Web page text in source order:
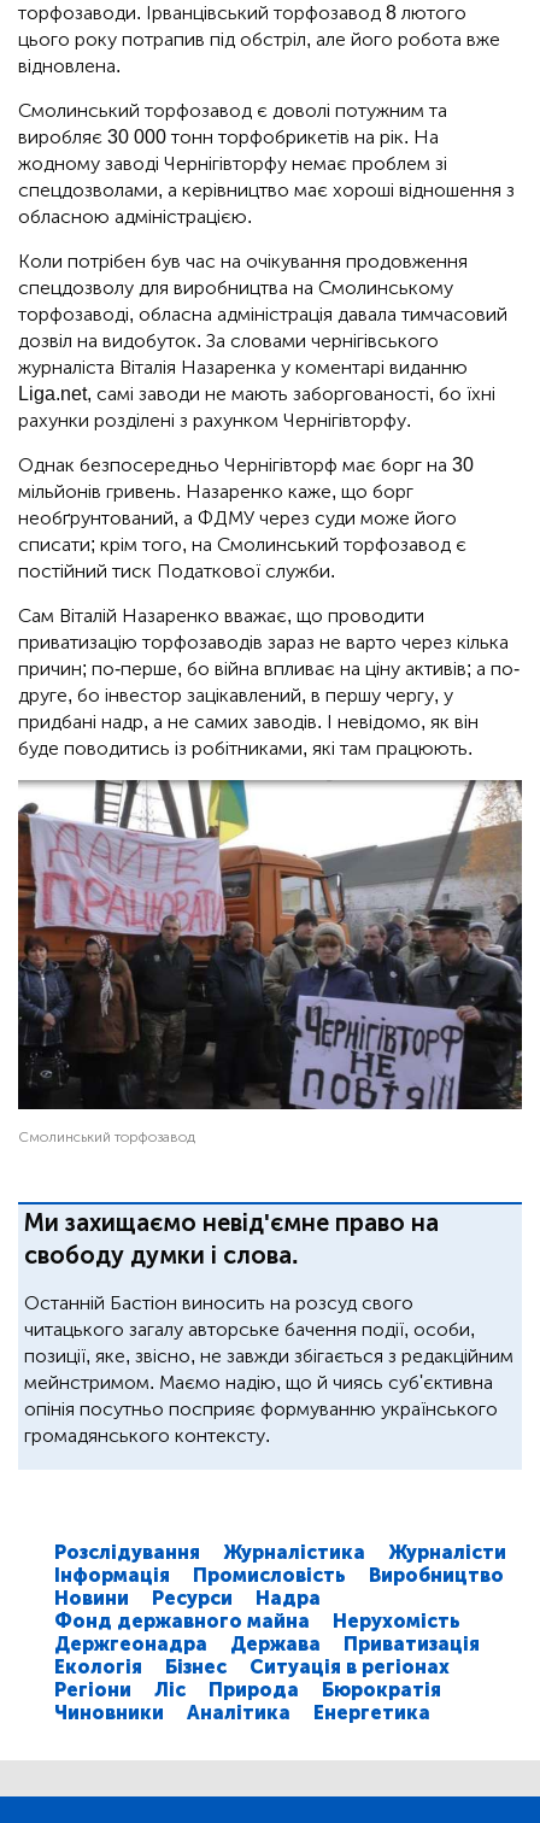
торфозаводи. Ірванцівський торфозавод 8 лютого
цього року потрапив під обстріл, але його робота вже
відновлена.
Смолинський торфозавод є доволі потужним та
виробляє 30 000 тонн торфобрикетів на рік. На
жодному заводі Чернігівторфу немає проблем зі
спецдозволами, а керівництво має хороші відношення з
обласною адміністрацією.
Коли потрібен був час на очікування продовження
спецдозволу для виробництва на Смолинському
торфозаводі, обласна адміністрація давала тимчасовий
дозвіл на видобуток. За словами чернігівського
журналіста Віталія Назаренка у коментарі виданню
Liga.net, самі заводи не мають заборгованості, бо їхні
рахунки розділені з рахунком Чернігівторфу.
Однак безпосередньо Чернігівторф має борг на 30
мільйонів гривень. Назаренко каже, що борг
необґрунтований, а ФДМУ через суди може його
списати; крім того, на Смолинський торфозавод є
постійний тиск Податкової служби.
Сам Віталій Назаренко вважає, що проводити
приватизацію торфозаводів зараз не варто через кілька
причин; по-перше, бо війна впливає на ціну активів; а по-
друге, бо інвестор зацікавлений, в першу чергу, у
придбані надр, а не самих заводів. І невідомо, як він
буде поводитись із робітниками, які там працюють.
Смолинський торфозавод
Ми захищаємо невід'ємне право на
свободу думки і слова.
Останній Бастіон виносить на розсуд свого
читацького загалу авторське бачення події, особи,
позиції, яке, звісно, не завжди збігається з редакційним
мейнстримом. Маємо надію, що й чиясь суб'єктивна
опінія посутньо посприяє формуванню українського
громадянського контексту.
Розслідування Журналістика
Журналісти
Інформація
Промисловість
Виробництво
Новини
Ресурси
Надра
Фонд державного майна
Нерухомість
Держгеонадра
Держава
Приватизація
Екологія
Бізнес
Ситуація в регіонах
Регіони
Ліс Природа
Бюрократія
Чиновники
Аналітика Енергетика